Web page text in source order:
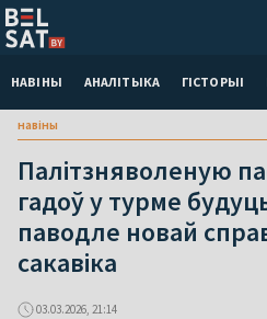
НАВІНЫ АНАЛІТЫКА ГІСТОРЫІ
навіны
Палітзняволеную
гадоў у турме
паводле новай
сакавіка
03.03.2026, 21:14